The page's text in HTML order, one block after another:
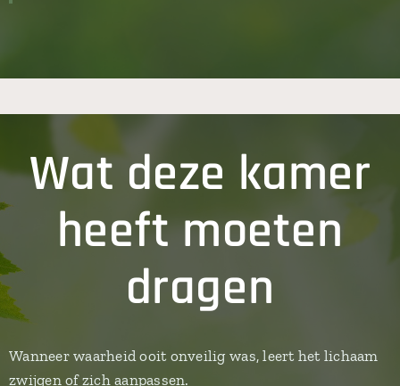
Wat deze kamer
heeft moeten
dragen
Wanneer waarheid ooit onveilig was, leert het lichaam
zwijgen of zich aanpassen.